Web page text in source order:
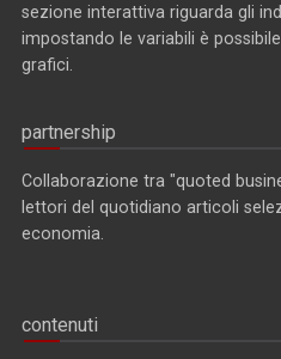
sezione interattiva riguarda gli
impostando le variabili è
grafici.
partnership
Collaborazione tra "quoted
lettori del quotidiano articoli
economia.
contenuti